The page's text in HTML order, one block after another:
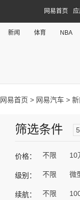
网易首页 应
新闻 体育 NBA
网易首页 > 网易汽车 >
筛选条件
价格： 不限 10
级别： 不限 微
续航： 不限